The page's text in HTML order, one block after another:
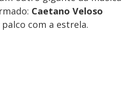
Caetano Veloso
com a estrela.